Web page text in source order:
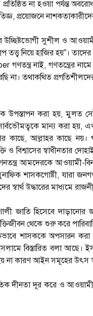
না হওয়া পর্যন্ত
প্রয়োজনে
উচ্ছিষ্টভোগী সুশীল ও
তত্ত্ব নিয়ে হাজির হয়”।
নাই, গণতন্ত্রের নামে
না। তথাকথিত
উপস্তাপন করা হয়, মুলত
মান্য করা
আল্লাহর কাছে নয়।
স্বাধীনতার
আমদেরকে আওয়ামী-
শাসকগোষ্টী, যারা
উদ্ধারের মাধ্যমে
হিসেবে দাড়ানোর
থেকে শুরু করে
শাসককে অপসারন
বিস্তারিত বলা আছে।
কারণ আইন সমূহের উৎস
দীনতা দূর করে ও